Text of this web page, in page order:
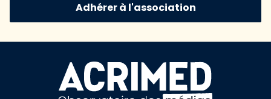
Adhérer à l'association